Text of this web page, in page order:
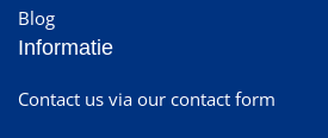
Blog
Informatie
Contact us via our contact form